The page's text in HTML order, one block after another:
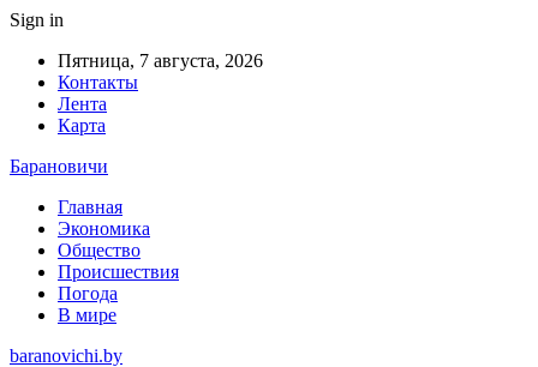
Sign in
Пятница, 7 августа, 2026
Контакты
Лента
Карта
Барановичи
Главная
Экономика
Общество
Происшествия
Погода
В мире
baranovichi.by